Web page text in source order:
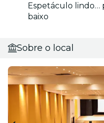
Espetáculo lindo…
baixo
Sobre o local